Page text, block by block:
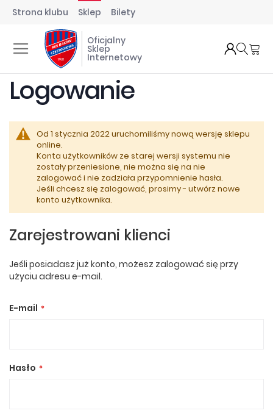
Strona klubu Sklep Bilety
Oficjalny
Sklep
Internetowy
Logowanie
Od 1 stycznia 2022 uruchomiliśmy nową wersję sklepu
online.
Konta użytkowników ze starej wersji systemu nie
zostały przeniesione, nie można się na nie
zalogować i nie zadziała przypomnienie hasła.
Jeśli chcesz się zalogować, prosimy - utwórz nowe
konto użytkownika.
Zarejestrowani klienci
Jeśli posiadasz już konto, możesz zalogować się przy
użyciu adresu e-mail.
E-mail
Hasło